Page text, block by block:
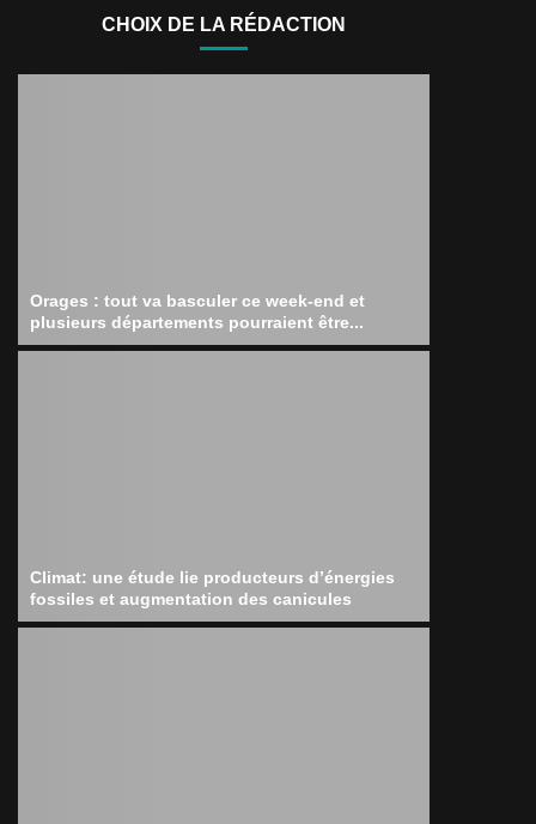
CHOIX DE LA RÉDACTION
Orages : tout va basculer ce week-end et
plusieurs départements pourraient être...
Climat: une étude lie producteurs d’énergies
fossiles et augmentation des canicules